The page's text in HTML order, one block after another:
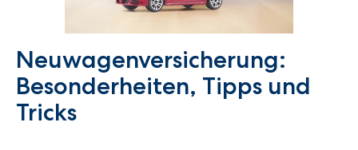
Neuwagenversicherung:
Besonderheiten, Tipps und
Tricks